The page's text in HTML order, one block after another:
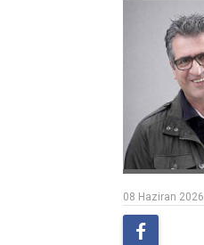
08 Haziran 2026